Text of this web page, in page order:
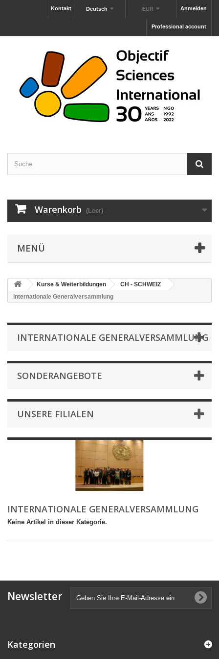
Anmelden
EUR
Deutsch
Kontakt
Professional account
Warenkorb (Leer)
MENÜ
Kurse & Weiterbildungen
CH - SCHWEIZ
internationale Generalversammlung
INTERNATIONALE GENERALVERSAMMLUNG
SONDERANGEBOTE
UNSERE FILIALEN
INTERNATIONALE GENERALVERSAMMLUNG
Keine Artikel in dieser Kategorie.
Newsletter
Kategorien